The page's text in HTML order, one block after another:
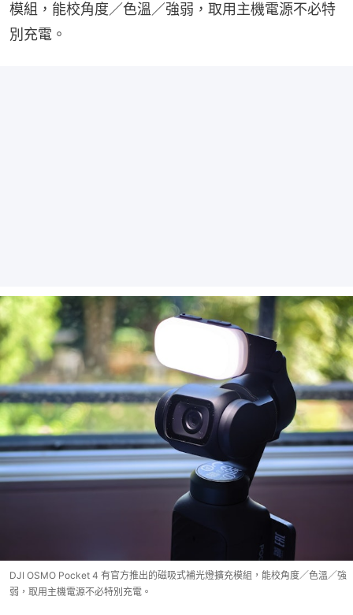
模組，能校角度／色溫／強弱，取用主機電源不必特
別充電。
DJI OSMO Pocket 4 有官方推出的磁吸式補光燈擴充模組，能校角度／色溫／強
弱，取用主機電源不必特別充電。